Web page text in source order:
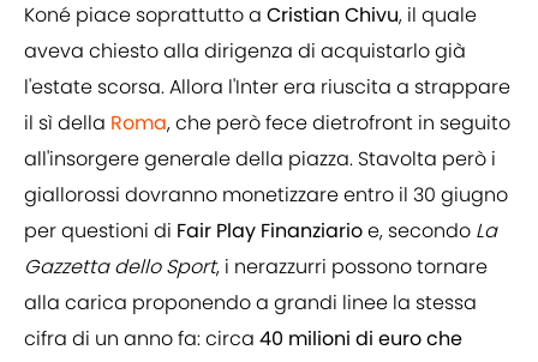
Koné piace soprattutto a Cristian Chivu, il quale
aveva chiesto alla dirigenza di acquistarlo già
l'estate scorsa. Allora l'Inter era riuscita a strappare
il sì della Roma, che però fece dietrofront in seguito
all'insorgere generale della piazza. Stavolta però i
giallorossi dovranno monetizzare entro il 30 giugno
per questioni di Fair Play Finanziarioe, secondo La
Gazzetta dello Sport, i nerazzurri possono tornare
alla carica proponendo a grandi linee la stessa
cifra di un anno fa: circa 40 milioni di euro che